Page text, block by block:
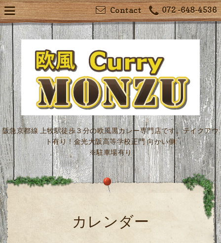
072 -648-4536
Contact
阪急京都線 上牧駅徒歩３分の欧風黒カレー専門店です。テイクアウ
ト有り！金光大阪高等学校正門 向かい側
※駐車場有り
カレンダー